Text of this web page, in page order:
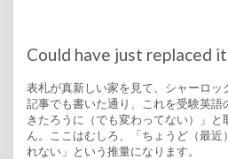
Could have just replaced
表札が真新しい家を見て、シャーロ
記事でも書いた通り、これを受験英
きたろうに（でも変わってない）」
ん。ここはむしろ、「ちょうど（最近
れない」という推量になります。